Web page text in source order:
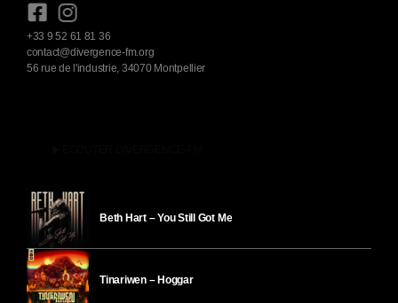
+33 9 52 61 81 36
contact@divergence-fm.org
56 rue de l'industrie, 34070 Montpellier
Beth Hart – You Still Got Me
Tinariwen – Hoggar